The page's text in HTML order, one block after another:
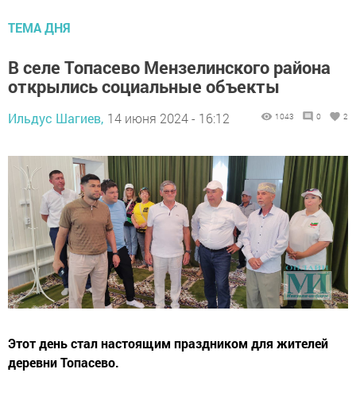
ТЕМА ДНЯ
В селе Топасево Мензелинского района
открылись социальные объекты
Ильдус Шагиев, 14 июня 2024 - 16:12 1043 0 2
Этот день стал настоящим праздником для жителей
деревни Топасево.